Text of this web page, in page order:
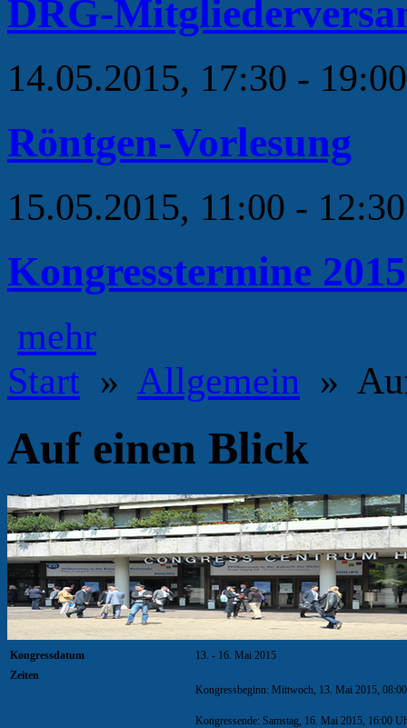
DRG-
14.05.2015, 17:30 -
Röntgen-Vorlesung
15.05.2015, 11:00 -
Kongresstermine
mehr
Start » Allgemein »
Auf einen Blick
Kongressdatum
13. - 16. Mai 2015
Zeiten
Kongressbeginn: Mittwoch, 13. Mai 2015,
Kongressende: Samstag, 16. Mai 2015, 16:00